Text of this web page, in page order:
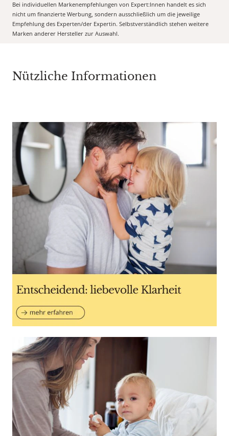
Bei individuellen Markenempfehlungen von Expert:Innen handelt es sich
nicht um finanzierte Werbung, sondern ausschließlich um die jeweilige
Empfehlung des Experten/der Expertin. Selbstverständlich stehen weitere
Marken anderer Hersteller zur Auswahl.
Nützliche Informationen